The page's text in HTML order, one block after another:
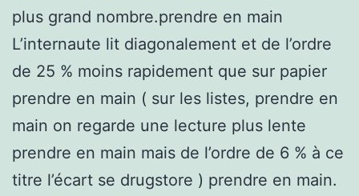
plus grand nombre.prendre en main
L’internaute lit diagonalement et de l’ordre
de 25 % moins rapidement que sur papier
prendre en main ( sur les listes, prendre en
main on regarde une lecture plus lente
prendre en main mais de l’ordre de 6 % à ce
titre l’écart se drugstore ) prendre en main.